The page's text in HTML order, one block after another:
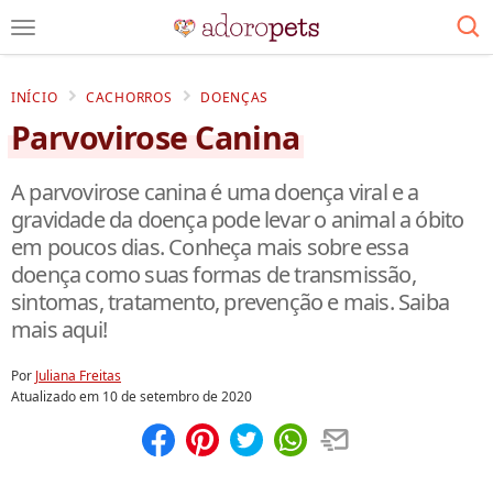
INÍCIO CACHORROS DOENÇAS
Parvovirose Canina
A parvovirose canina é uma doença viral e a
gravidade da doença pode levar o animal a óbito
em poucos dias. Conheça mais sobre essa
doença como suas formas de transmissão,
sintomas, tratamento, prevenção e mais. Saiba
mais aqui!
Por Juliana Freitas
Atualizado em 10 de setembro de 2020